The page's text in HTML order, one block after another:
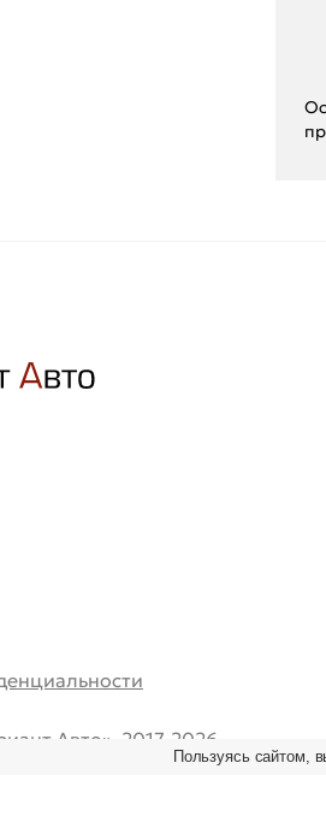
Авто», 2017-2026.
Перепечатка и любое
Пользуясь сайтом,